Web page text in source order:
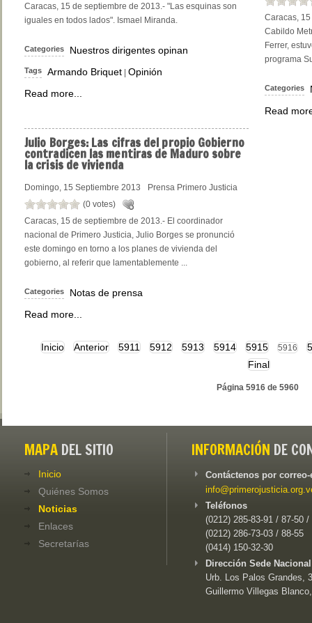
Caracas, 15 de septiembre de 2013.- "Las esquinas son
iguales en todos lados". Ismael Miranda.
Categories Nuestros dirigentes opinan
Tags Armando Briquet | Opinión
Read more...
Caracas,
Cabildo
Ferrer,
programa
Categories
Read
Julio Borges: Las cifras del propio Gobierno
contradicen las mentiras de Maduro sobre
la crisis de vivienda
Domingo, 15 Septiembre 2013
Prensa Primero Justicia
(0 votes)
Caracas, 15 de septiembre de 2013.- El coordinador
nacional de Primero Justicia, Julio Borges se pronunció
este domingo en torno a los planes de vivienda del
gobierno, al referir que lamentablemente ...
Categories
Notas de prensa
Read more...
Inicio Anterior 5911 5912 5913 5914 5915 5916
Final
Página 5916 de 5960
MAPA DEL SITIO
Inicio
Quiénes Somos
Noticias
Enlaces
Secretarías
INFORMACIÓN DE
Contáctenos por
Teléfonos
(0212) 285-83-91 / 87-50 /
(0212) 286-73-03 / 88-55
(0414) 150-32-30
Dirección Sede
Urb. Los Palos Grandes,
Guillermo Villegas